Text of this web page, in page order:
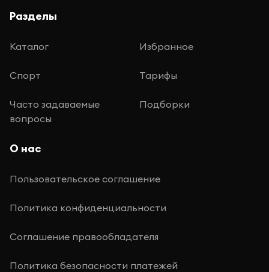
Разделы
Каталог Избранное
Спорт Тарифы
Часто задаваемые
вопросы
Подборки
О нас
Пользовательское соглашение
Политика конфиденциальности
Соглашение правообладателя
Политика безопасности платежей